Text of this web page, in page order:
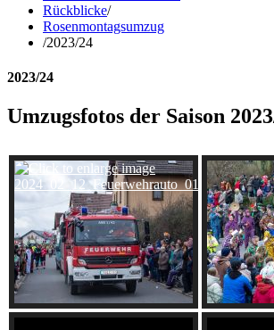
Rückblicke/
Rosenmontagsumzug
/2023/24
2023/24
Umzugsfotos der Saison